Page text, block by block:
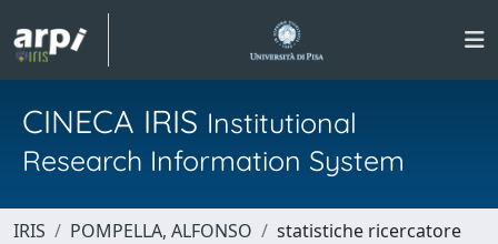
CINECA IRIS Institutional
Research Information System
IRIS POMPELLA, ALFONSO statistiche ricercatore